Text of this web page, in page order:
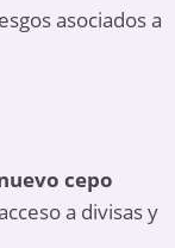
asociados a
cepo
a divisas y